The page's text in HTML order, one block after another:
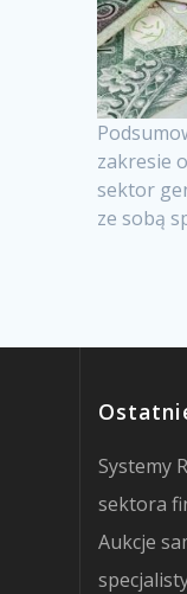
zakresie
sektor
ze sobą
Systemy
sektora
Aukcje